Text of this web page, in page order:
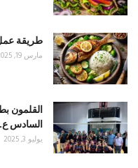
طريقة
مارس 19, 2025
القلمون
السادس
يوليو 3, 2025